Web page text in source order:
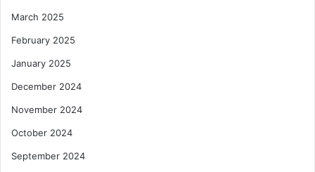
March 2025
February 2025
January 2025
December 2024
November 2024
October 2024
September 2024